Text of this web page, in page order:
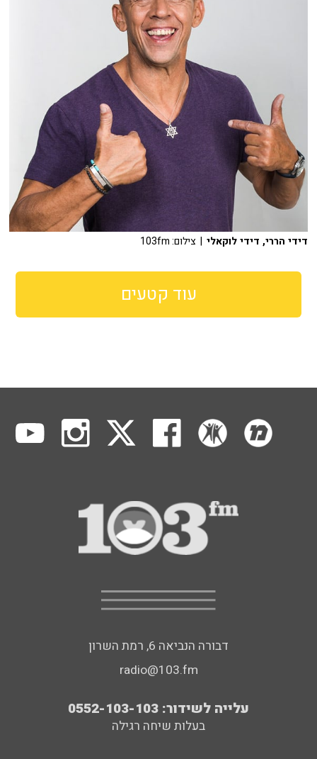
דידי הררי, דידי לוקאלי | צילום: 103fm
עוד קטעים
דבורה הנביאה 6, רמת השרון
radio@103.fm
עלייה לשידור: 0552-103-103
בעלות שיחה רגילה